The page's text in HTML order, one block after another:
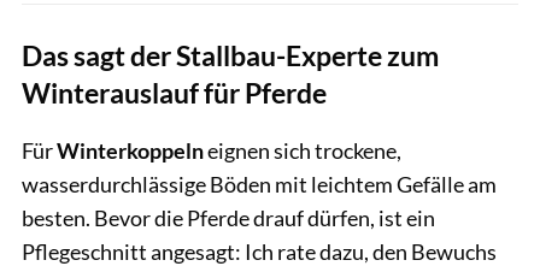
Das sagt der Stallbau-Experte zum
Winterauslauf für Pferde
FürWinterkoppelneignen sich trockene,
wasserdurchlässige Böden mit leichtem Gefälle am
besten. Bevor die Pferde drauf dürfen, ist ein
Pflegeschnitt angesagt: Ich rate dazu, den Bewuchs